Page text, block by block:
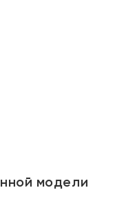
модели